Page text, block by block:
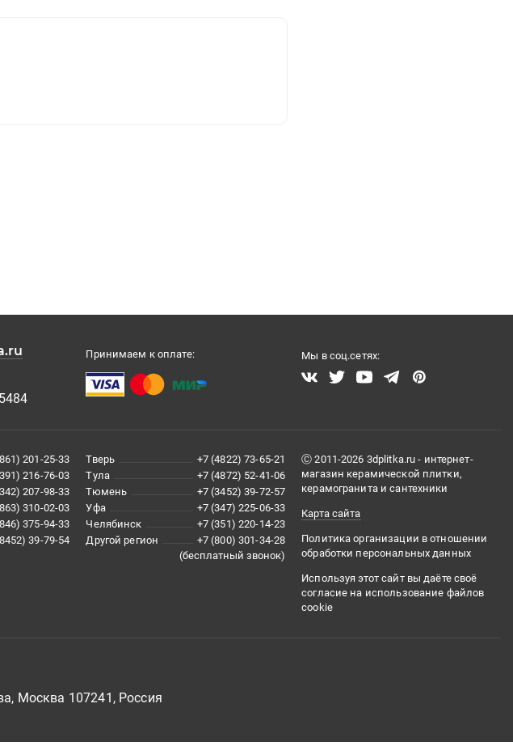
Принимаем к оплате: Мы в соц.сетях:
201-25-33
216-76-03
207-98-33
310-02-03
375-94-33
39-79-54
Тверь
+7 (4822) 73-65-21
Тула
+7 (4872) 52-41-06
Тюмень
+7 (3452) 39-72-57
Уфа
+7 (347) 225-06-33
Челябинск
+7 (351) 220-14-23
Другой регион
+7 (800) 301-34-28
(бесплатный звонок)
Ⓒ 2011-2026 3dplitka.ru - интернет-
магазин керамической плитки,
керамогранита и сантехники
Карта сайта
Политика организации в отношении
обработки персональных данных
Используя этот сайт вы даёте своё
согласие на использование файлов
cookie
Москва 107241, Россия